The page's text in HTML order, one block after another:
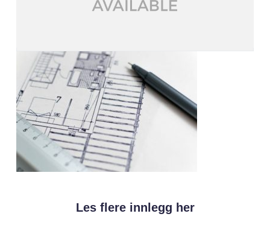
Les flere innlegg her